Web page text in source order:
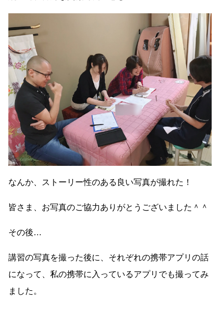
なんか、ストーリー性のある良い写真が撮れた！
皆さま、お写真のご協力ありがとうございました＾＾
その後…
講習の写真を撮った後に、それぞれの携帯アプリの話
になって、私の携帯に入っているアプリでも撮ってみ
ました。